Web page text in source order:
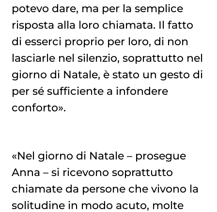
potevo dare, ma per la semplice
risposta alla loro chiamata. Il fatto
di esserci proprio per loro, di non
lasciarle nel silenzio, soprattutto nel
giorno di Natale, è stato un gesto di
per sé sufficiente a infondere
conforto».
«Nel giorno di Natale – prosegue
Anna – si ricevono soprattutto
chiamate da persone che vivono la
solitudine in modo acuto, molte